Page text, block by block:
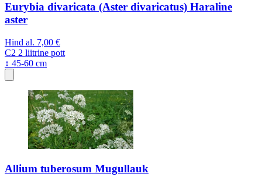
Eurybia divaricata (Aster divaricatus) Haraline
aster
Hind al. 7,00 €
C2 2 liitrine pott
↕ 45-60 cm
Allium tuberosum Mugullauk